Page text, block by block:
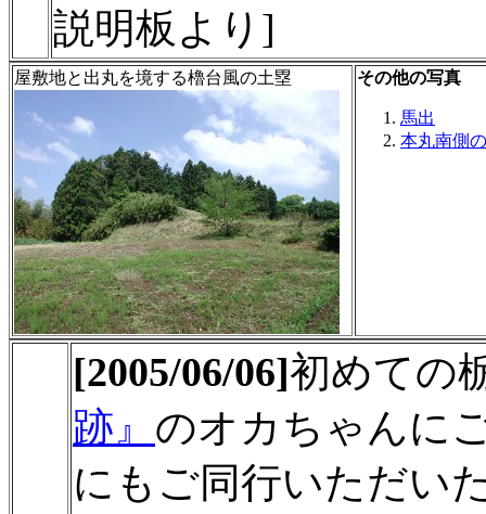
説明板より]
屋敷地と出丸を境する櫓台風の土塁 その他の写真
馬出
本丸南側
[2005/06/06]初めての
跡』 のオカちゃんに
にもご同行いただい